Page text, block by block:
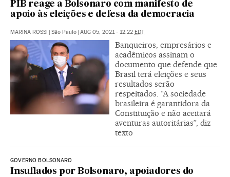
PIB reage a Bolsonaro com manifesto de
apoio às eleições e defesa da democracia
MARINA ROSSI São Paulo AUG 05, 2021 - 12:22 EDT
Banqueiros, empresários e
acadêmicos assinam o
documento que defende que
Brasil terá eleições e seus
resultados serão
respeitados. “A sociedade
brasileira é garantidora da
Constituição e não aceitará
aventuras autoritárias”, diz
texto
GOVERNO BOLSONARO
Insuflados por Bolsonaro, apoiadores do